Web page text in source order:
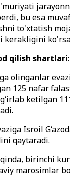
bu esa
to'xtatish
qilish shartlari:
olinganlar
125 nafar
ketilgan
Isroil
qaytaradi.
birinchi
marosimlar